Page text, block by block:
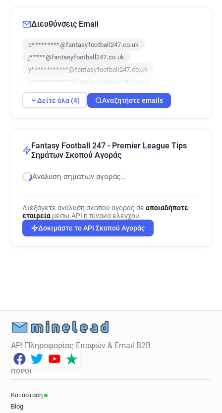
Διευθύνσεις Email
c*********@fantasyfootball247.co.uk
j*****@fantasyfootball247.co.uk
y************@fantasyfootball247.co.uk
w************@fantasyfootball247.co.uk
Δείτε όλα (4) Αναζητήστε emails
Fantasy Football 247 - Premier League Tips
Σημάτων Σκοπού Αγοράς
Ανάλυση σημάτων αγοράς…
Διεξάγετε ανάλυση σκοπού αγοράς σε οποιαδήποτε
εταιρεία μέσω API ή πίνακα ελέγχου.
Δοκιμάστε το API Σκοπού Αγοράς
API Πληροφορίας Επαφών & Email B2B
ΠΌΡΟΙ
Κατάσταση
Blog